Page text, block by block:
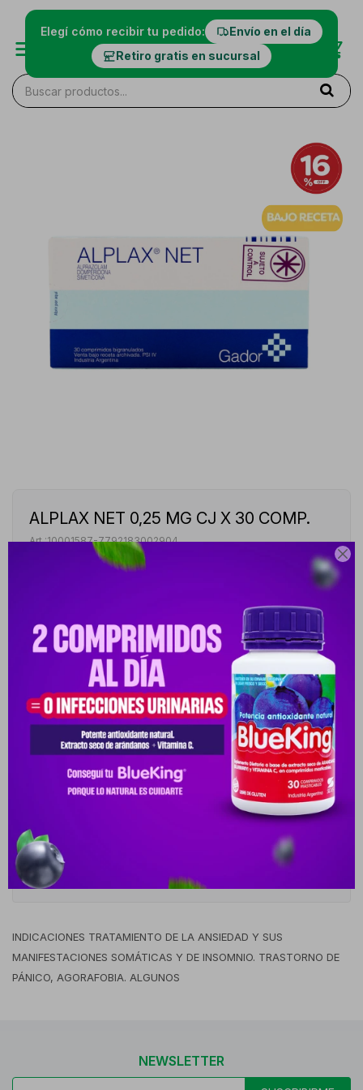

Elegí cómo recibir tu pedido:
Envío en el día
Retiro gratis en sucursal
ALPLAX NET 0,25 MG CJ X 30 COMP.
10001587-7792183002904
PYG62.597
ALPLAX NET ALPRAZOLAM 0,25 MG DOMPERIDONA
SIMETICONA - CAJA DE 30 COMPRIMIDOS
VER STOCK EN TIENDAS
Envíos
Cambios y Devoluciones
Medios de pago
Descripción
INDICACIONES TRATAMIENTO DE LA ANSIEDAD Y SUS
MANIFESTACIONES SOMÁTICAS Y DE INSOMNIO. TRASTORNO DE
PÁNICO, AGORAFOBIA. ALGUNOS
NEWSLETTER